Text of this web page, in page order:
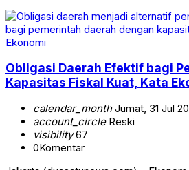
Ekonomi
Obligasi Daerah Efektif bagi
Kapasitas Fiskal Kuat, Kata
calendar_monthJumat, 31 Jul
account_circleReski
visibility67
0Komentar